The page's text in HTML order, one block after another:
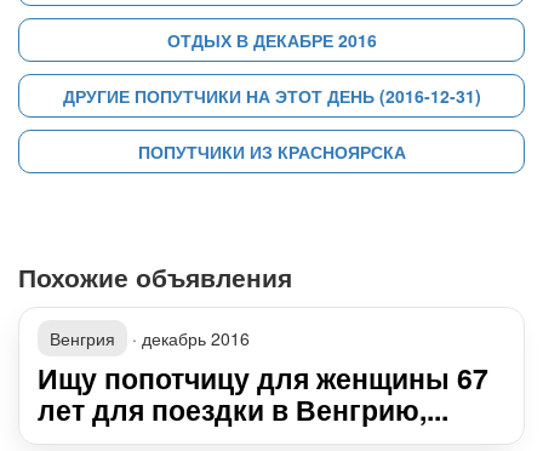
ОТДЫХ В ДЕКАБРЕ 2016
ДРУГИЕ ПОПУТЧИКИ НА ЭТОТ ДЕНЬ (2016-12-31)
ПОПУТЧИКИ ИЗ КРАСНОЯРСКА
Похожие объявления
Венгрия · декабрь 2016
Ищу попотчицу для женщины 67
лет для поездки в Венгрию,...